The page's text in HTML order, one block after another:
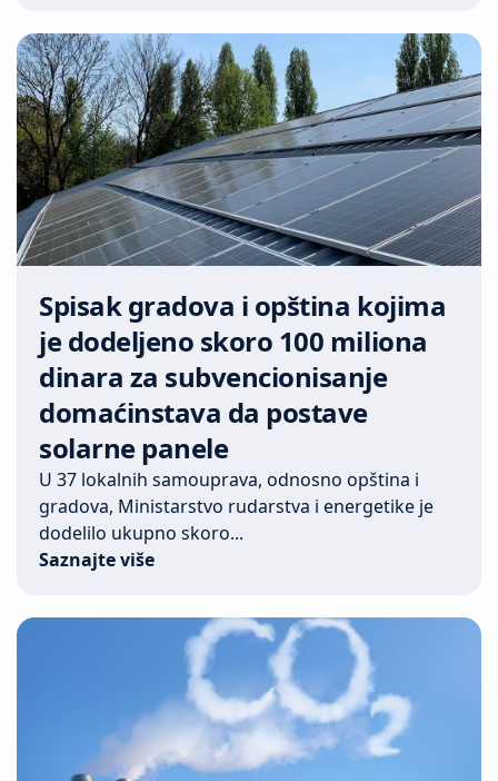
Spisak gradova i opština kojima
je dodeljeno skoro 100 miliona
dinara za subvencionisanje
domaćinstava da postave
solarne panele
U 37 lokalnih samouprava, odnosno opština i
gradova, Ministarstvo rudarstva i energetike je
dodelilo ukupno skoro...
Saznajte više